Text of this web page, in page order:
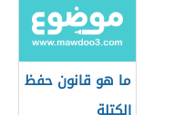
ما هو قانون حفظ